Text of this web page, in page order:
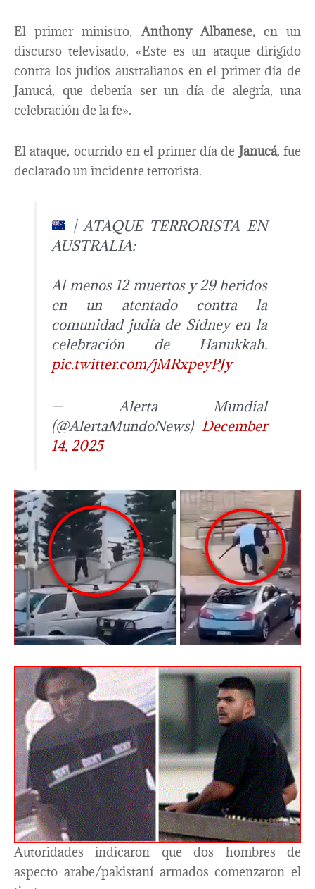
El primer ministro,Anthony Albanese,en un
discurso televisado, «Este es un ataque dirigido
contra los judíos australianos en el primer día de
Janucá, que debería ser un día de alegría, una
celebración de la fe».
El ataque, ocurrido en el primer día de Janucá, fue
declarado un incidente terrorista.
| ATAQUE TERRORISTA EN
AUSTRALIA:
Al menos 12 muertos y 29 heridos
en un atentado contra la
comunidad judía de Sídney en la
celebración de Hanukkah.
pic.twitter.com/jMRxpeyPJy
— Alerta Mundial
(@AlertaMundoNews) December
14, 2025
Autoridades indicaron que dos hombres de
aspecto arabe/pakistaní armados comenzaron el